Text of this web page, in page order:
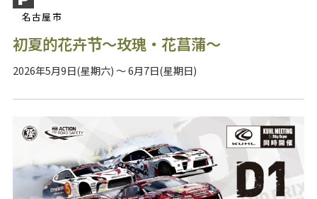
名古屋市
初夏的花卉节～玫瑰・花菖蒲～
2026年5月9日(星期六) ～ 6月7日(星期日)